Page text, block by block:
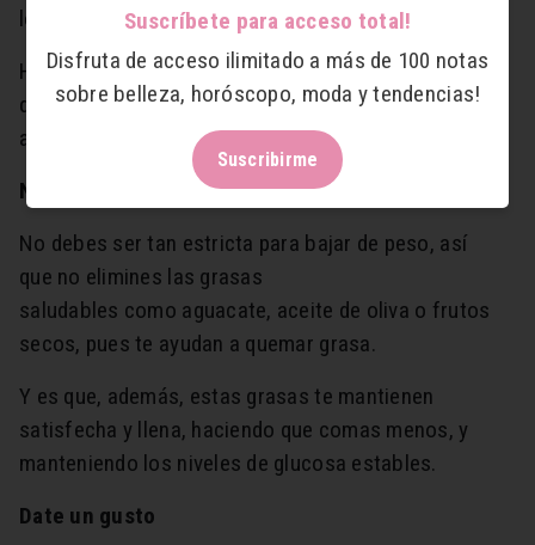
lograrlas te frustrarás.
Haz todo con mucho esfuerzo y constancia y verás
que poco a poco verás los resultados y te motivarán
a seguir.
No elimines las grasas saludables
No debes ser tan estricta para bajar de peso, así
que no elimines las grasas
saludables como aguacate, aceite de oliva o frutos
secos, pues te ayudan a quemar grasa.
Y es que, además, estas grasas te mantienen
satisfecha y llena, haciendo que comas menos, y
manteniendo los niveles de glucosa estables.
Date un gusto
Suscríbete para acceso total!
Disfruta de acceso ilimitado a más de 100 notas
sobre belleza, horóscopo, moda y tendencias!
Suscribirme